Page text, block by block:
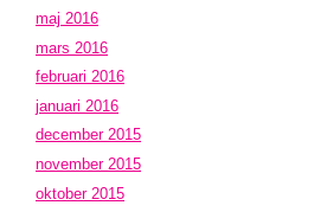
maj 2016
mars 2016
februari 2016
januari 2016
december 2015
november 2015
oktober 2015